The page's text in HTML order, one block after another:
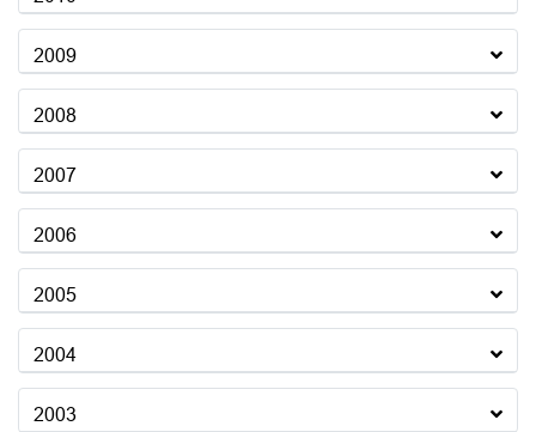
2009
2008
2007
2006
2005
2004
2003